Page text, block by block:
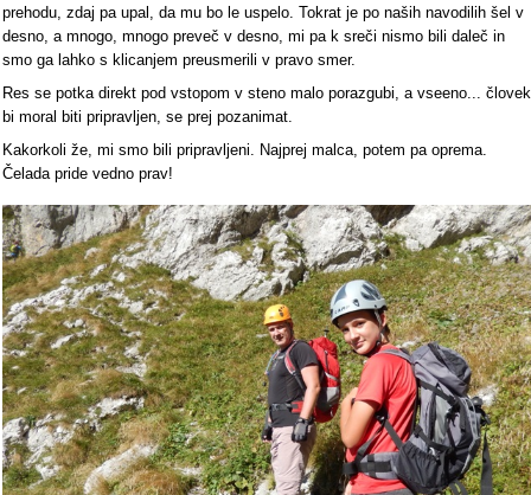
prehodu, zdaj pa upal, da mu bo le uspelo. Tokrat je po naših navodilih šel v
desno, a mnogo, mnogo preveč v desno, mi pa k sreči nismo bili daleč in
smo ga lahko s klicanjem preusmerili v pravo smer.
Res se potka direkt pod vstopom v steno malo porazgubi, a vseeno... človek
bi moral biti pripravljen, se prej pozanimat.
Kakorkoli že, mi smo bili pripravljeni. Najprej malca, potem pa oprema.
Čelada pride vedno prav!